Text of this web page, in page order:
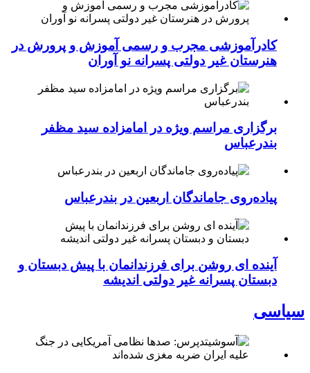
کادرآموزشی مجرب و رسمی آموزش و پرورش در
هنرستان غیر دولتی پسرانه نو آوران
برگزاری مراسم ویژه در امامزاده سید مظفر
بندرعباس
پیاده‌روی جاماندگان اربعین در بندرعباس
آینده ای روشن برای فرزندانمان با پیش دبستان و
دبستان پسرانه غیر دولتی اندیشه
سیاسی